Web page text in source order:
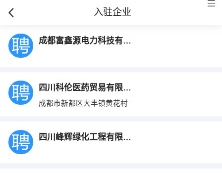
入驻企业
成都富鑫源电力科技有限公司
四川科伦医药贸易有限公司
成都市新都区大丰镇黄花村
四川峰辉绿化工程有限公司